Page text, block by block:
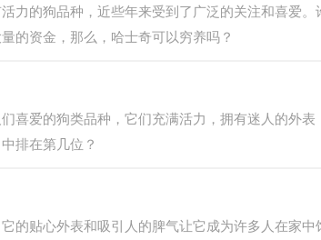
力的狗品种，近些年来受到了广泛的关注和喜爱
的资金，那么，哈士奇可以穷养吗？
喜爱的狗类品种，它们充满活力，拥有迷人的外
排在第几位？
的贴心外表和吸引人的脾气让它成为许多人在家